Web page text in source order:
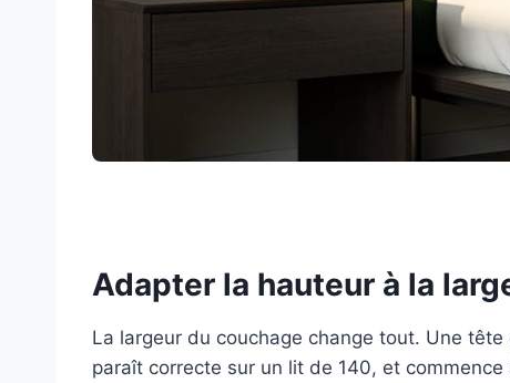
Adapter la hauteur à la
La largeur du couchage change tout. Une
paraît correcte sur un lit de 140, et commence